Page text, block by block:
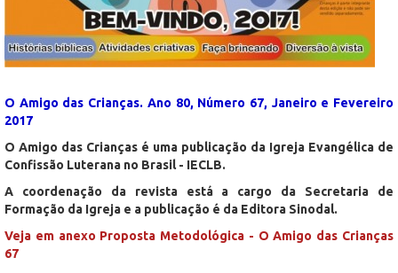
O Amigo das Crianças. Ano 80, Número 67, Janeiro e Fevereiro
2017
O Amigo das Crianças é uma publicação da Igreja Evangélica de
Confissão Luterana no Brasil - IECLB.
A coordenação da revista está a cargo da Secretaria de
Formação da Igreja e a publicação é da Editora Sinodal.
Veja em anexo Proposta Metodológica - O Amigo das Crianças
67